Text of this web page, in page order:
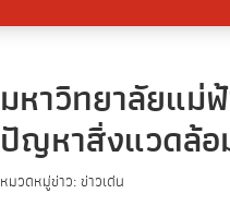
มหาวิทยาลัยแม่
ปัญหาสิ่งแวดล้อ
หมวดหมู่ข่าว: ข่าวเด่น